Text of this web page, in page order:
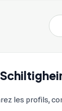
les profils,